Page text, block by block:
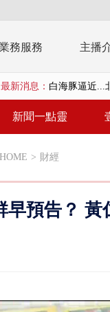
務服務 主播
最新消息： 白海豚逼近...
利慾薰心！
暗網買5000
新聞一點靈
HOME > 財經
早預告？